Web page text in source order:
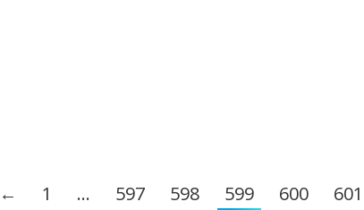
← 1 … 597 598 599 600 601